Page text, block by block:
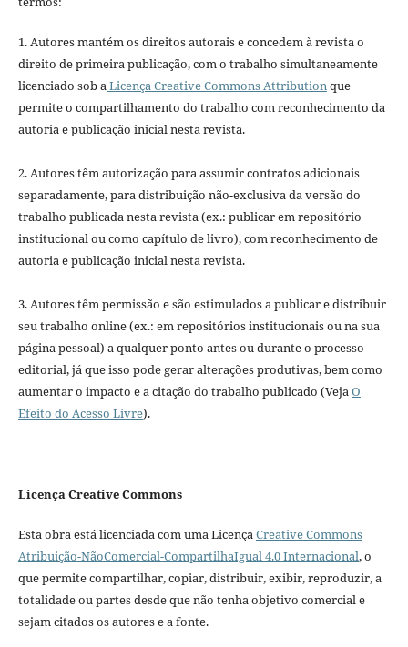
1. Autores mantém os direitos autorais e concedem à revista o
direito de primeira publicação, com o trabalho simultaneamente
licenciado sob aLicença Creative Commons Attributionque
permite o compartilhamento do trabalho com reconhecimento da
autoria e publicação inicial nesta revista.
2. Autores têm autorização para assumir contratos adicionais
separadamente, para distribuição não-exclusiva da versão do
trabalho publicada nesta revista (ex.: publicar em repositório
institucional ou como capítulo de livro), com reconhecimento de
autoria e publicação inicial nesta revista.
3. Autores têm permissão e são estimulados a publicar e distribuir
seu trabalho online (ex.: em repositórios institucionais ou na sua
página pessoal) a qualquer ponto antes ou durante o processo
editorial, já que isso pode gerar alterações produtivas, bem como
aumentar o impacto e a citação do trabalho publicado (VejaO
Efeito do Acesso Livre).
Licença Creative Commons
Esta obra está licenciada com uma Licença Creative Commons
Atribuição-NãoComercial-CompartilhaIgual 4.0 Internacional, o
que permite compartilhar, copiar, distribuir, exibir, reproduzir, a
totalidade ou partes desde que não tenha objetivo comercial e
sejam citados os autores e a fonte.